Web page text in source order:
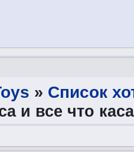
» Список
и все что